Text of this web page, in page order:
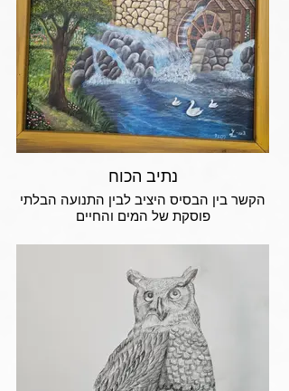
נתיב הכוח
הקשר בין הבסיס היציב לבין התנועה הבלתי
פוסקת של המים והחיים